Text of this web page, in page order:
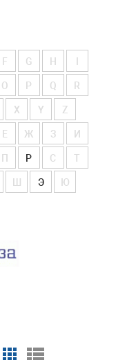
F G H
O P Q R
X Y Z
Е Ж З И
П Р С Т
Э Ю